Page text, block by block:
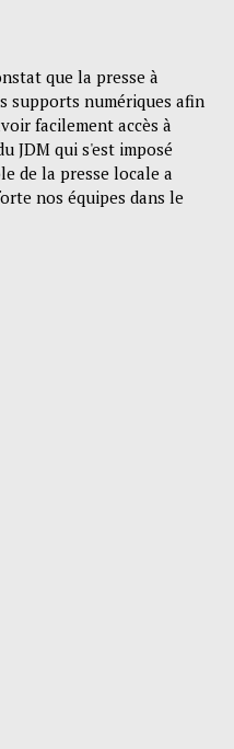
que la presse à
supports numériques afin
facilement accès à
JDM qui s'est imposé
de la presse locale a
nos équipes dans le